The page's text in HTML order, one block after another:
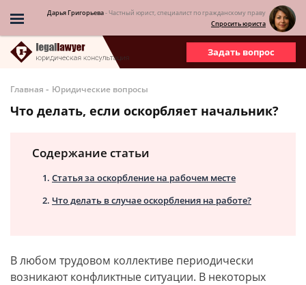
Дарья Григорьева- Частный юрист, специалист по гражданскому праву
Спросить юриста
Задать вопрос
Главная - Юридические вопросы
Что делать, если оскорбляет начальник?
Содержание статьи
Статья за оскорбление на рабочем месте
Что делать в случае оскорбления на работе?
В любом трудовом коллективе периодически
возникают конфликтные ситуации. В некоторых